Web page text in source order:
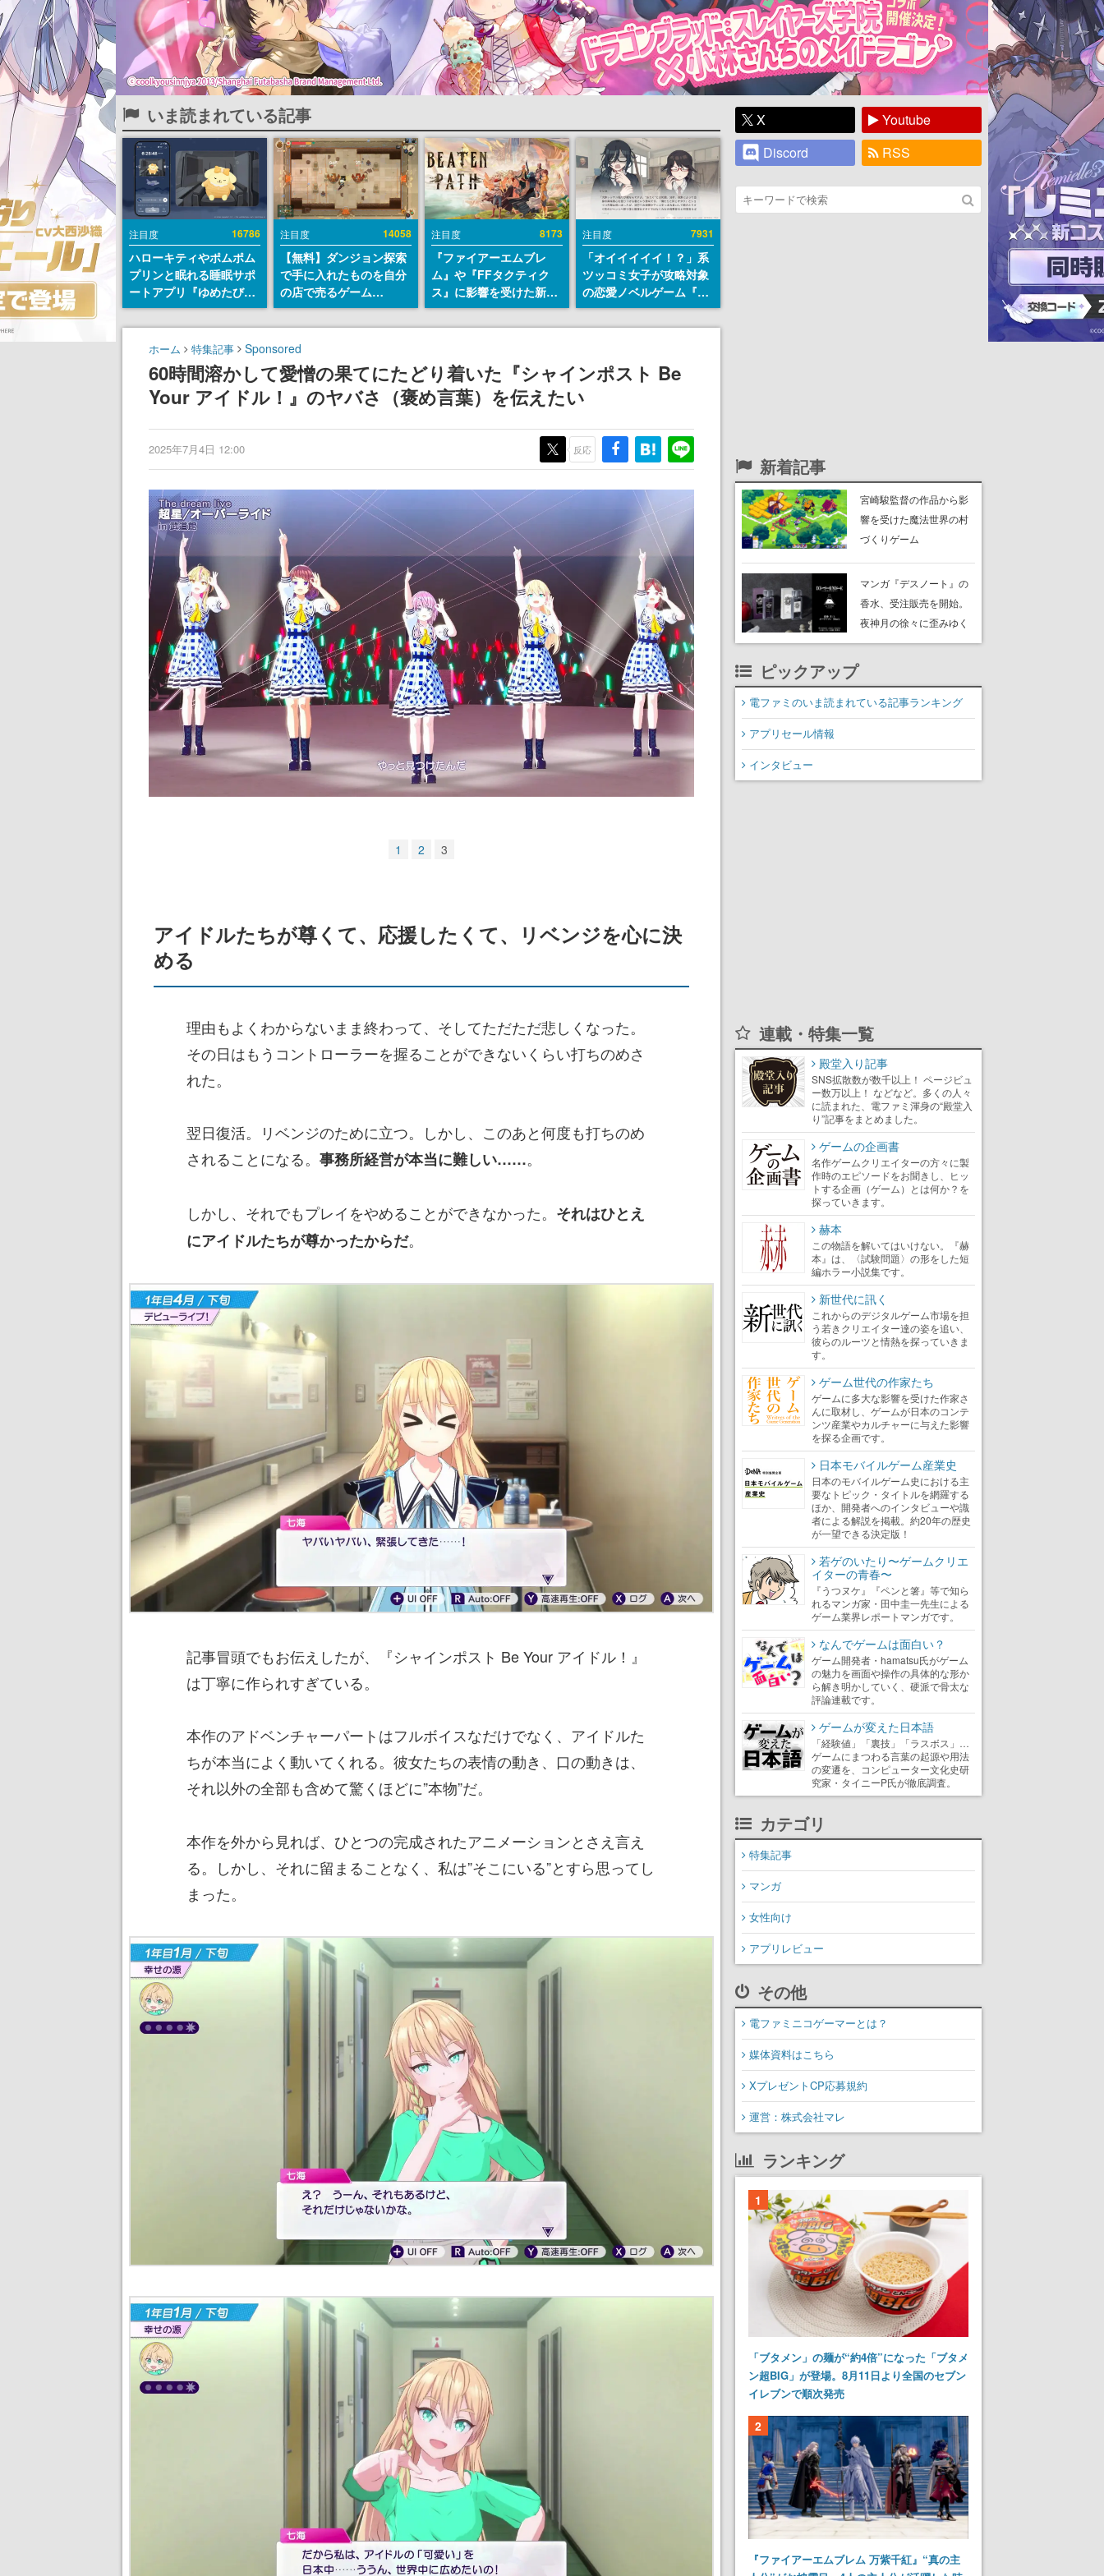
いま読まれている記事
注目度 16786
ハローキティやポムポム
プリンと眠れる睡眠サポ
ートアプリ『ゆめたび』
が配信中。キャラごとの
ASMRや目覚ましアラー
ムも搭載
注目度 14058
【無料】ダンジョン探索
で手に入れたものを自分
の店で売るゲーム
『Moonlighter』が
Steamにて無料配布中！
続編『Moonlighter 2』
の9月2日正式リリースを
記念したキャンペーン
注目度 8173
『ファイアーエムブレ
ム』や『FFタクティク
ス』に影響を受けた新作
戦略RPG『Beaten
Path』2027年に発売
PS5、Xbox、Switch向
けにリリース予定
注目度 7931
「オイイイイイ！？」系
ツッコミ女子が攻略対象
の恋愛ノベルゲーム『美
術部カノジョ』Steamス
トアページが公開。「お
女子や、萌え声不思議ち
ゃん女子と青春を謳歌
ホーム 特集記事 Sponsored
60時間溶かして愛憎の果てにたどり着いた『シャインポスト Be
Your アイドル！』のヤバさ（褒め言葉）を伝えたい
2025年7月4日 12:00 反応
1 2 3
アイドルたちが尊くて、応援したくて、リベンジを心に決
める
理由もよくわからないまま終わって、そしてただただ悲しくなった。
その日はもうコントローラーを握ることができないくらい打ちのめさ
れた。
翌日復活。リベンジのために立つ。しかし、このあと何度も打ちのめ
されることになる。 事務所経営が本当に難しい……。
しかし、それでもプレイをやめることができなかった。 それはひとえ
にアイドルたちが尊かったからだ。
記事冒頭でもお伝えしたが、『シャインポスト Be Your アイドル！』
は丁寧に作られすぎている。
本作のアドベンチャーパートはフルボイスなだけでなく、アイドルた
ちが本当によく動いてくれる。彼女たちの表情の動き、口の動きは、
それ以外の全部も含めて驚くほどに”本物”だ。
本作を外から見れば、ひとつの完成されたアニメーションとさえ言え
る。しかし、それに留まることなく、私は”そこにいる”とすら思ってし
まった。
X
Youtube
Discord
RSS
新着記事
宮崎駿監督の作品から影
響を受けた魔法世界の村
づくりゲーム
配信開始。温かな雰囲気
や手描きビジュアルが特
徴
マンガ『デスノート』の
香水、受注販売を開始。
夜神月の徐々に歪みゆく
正義感を表現した香水
フレグランスに
ピックアップ
電ファミのいま読まれている記事ランキング
アプリセール情報
インタビュー
連載・特集一覧
殿堂入り記事
SNS拡散数が数千以上！ ページビュ
ー数万以上！ などなど。多くの人々
に読まれた、電ファミ渾身の“殿堂入
り”記事をまとめました。
ゲームの企画書
名作ゲームクリエイターの方々に製
作時のエピソードをお聞きし、ヒッ
トする企画（ゲーム）とは何か？を
探っていきます。
赫本
この物語を解いてはいけない。『赫
本』は、〈試験問題〉の形をした短
編ホラー小説集です。
新世代に訊く
これからのデジタルゲーム市場を担
う若きクリエイター達の姿を追い、
彼らのルーツと情熱を探っていきま
す。
ゲーム世代の作家たち
ゲームに多大な影響を受けた作家さ
んに取材し、ゲームが日本のコンテ
ンツ産業やカルチャーに与えた影響
を探る企画です。
日本モバイルゲーム産業史
日本のモバイルゲーム史における主
要なトピック・タイトルを網羅する
ほか、開発者へのインタビューや識
者による解説を掲載。約20年の歴史
が一望できる決定版！
若ゲのいたり〜ゲームクリエ
イターの青春〜
『うつヌケ』『ペンと箸』等で知ら
れるマンガ家・田中圭一先生による
ゲーム業界レポートマンガです。
なんでゲームは面白い？
ゲーム開発者・hamatsu氏がゲーム
の魅力を画面や操作の具体的な形か
ら解き明かしていく、硬派で骨太な
評論連載です。
ゲームが変えた日本語
「経験値」「裏技」「ラスボス」…
ゲームにまつわる言葉の起源や用法
の変遷を、コンピューター文化史研
究家・タイニーP氏が徹底調査。
カテゴリ
特集記事
マンガ
女性向け
アプリレビュー
その他
電ファミニコゲーマーとは？
媒体資料はこちら
XプレゼントCP応募規約
運営：株式会社マレ
ランキング
1
「ブタメン」の麺が“約4倍”になった「ブタメ
ン超BIG」が登場。8月11日より全国のセブン
イレブンで順次発売
2
『ファイアーエムブレム 万紫千紅』“真の主